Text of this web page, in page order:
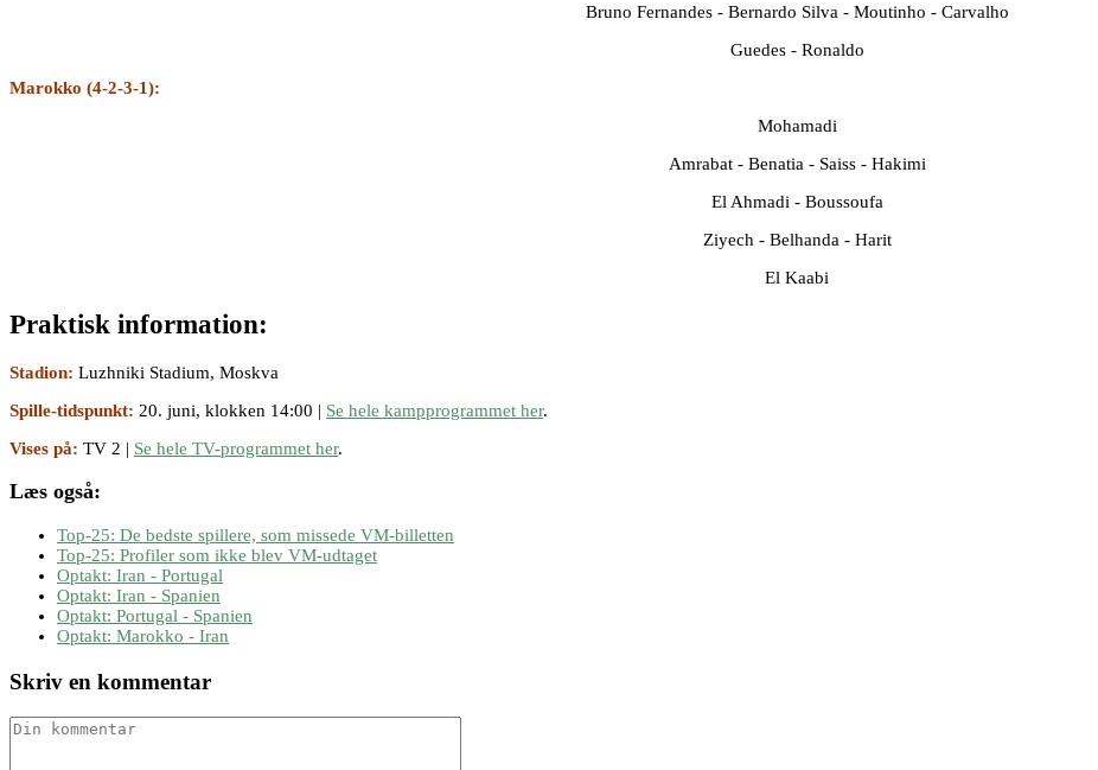
Bruno Fernandes - Bernardo Silva - Moutinho - Carvalho
Guedes - Ronaldo
Marokko (4-2-3-1):
Mohamadi
Amrabat - Benatia - Saiss - Hakimi
El Ahmadi - Boussoufa
Ziyech - Belhanda - Harit
El Kaabi
Praktisk information:
Stadion: Luzhniki Stadium, Moskva
Spille-tidspunkt: 20. juni, klokken 14:00 | Se hele kampprogrammet her.
Vises på: TV 2 | Se hele TV-programmet her.
Læs også:
Top-25: De bedste spillere, som missede VM-billetten
Top-25: Profiler som ikke blev VM-udtaget
Optakt: Iran - Portugal
Optakt: Iran - Spanien
Optakt: Portugal - Spanien
Optakt: Marokko - Iran
Skriv en kommentar